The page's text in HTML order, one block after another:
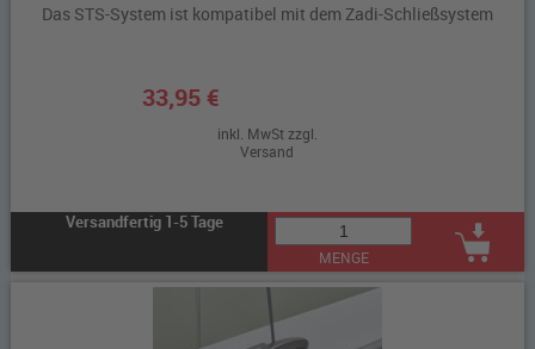
Das STS-System ist kompatibel mit dem Zadi-Schließsystem
33,95 €
inkl. MwSt zzgl.
Versand
Versandfertig 1-5 Tage
MENGE